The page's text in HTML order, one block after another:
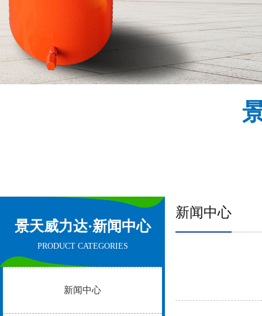
景天威力达·新闻中心
PRODUCT CATEGORIES
新闻中心
新闻中心